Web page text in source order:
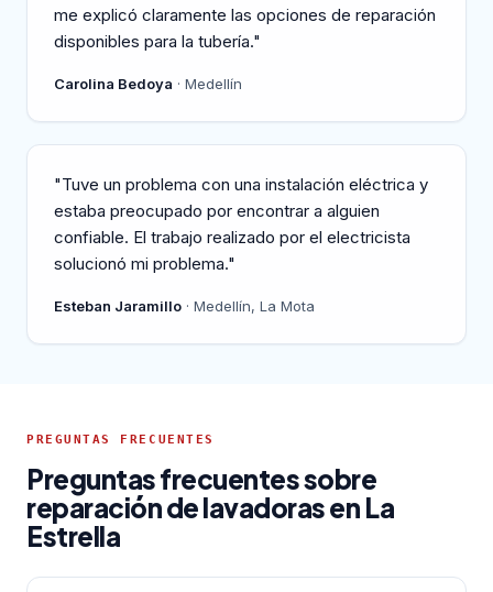
me explicó claramente las opciones de reparación
disponibles para la tubería."
Carolina Bedoya · Medellín
"Tuve un problema con una instalación eléctrica y
estaba preocupado por encontrar a alguien
confiable. El trabajo realizado por el electricista
solucionó mi problema."
Esteban Jaramillo · Medellín, La Mota
PREGUNTAS FRECUENTES
Preguntas frecuentes sobre
reparación de lavadoras en La
Estrella